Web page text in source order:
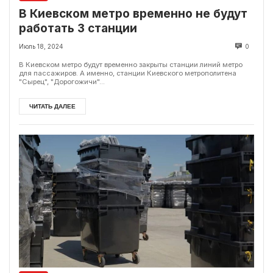
В Киевском метро временно не будут
работать 3 станции
Июль 18, 2024 0
В Киевском метро будут временно закрыты станции линий метро
для пассажиров. А именно, станции Киевского метрополитена
"Сырец", "Дорогожичи"...
ЧИТАТЬ ДАЛЕЕ